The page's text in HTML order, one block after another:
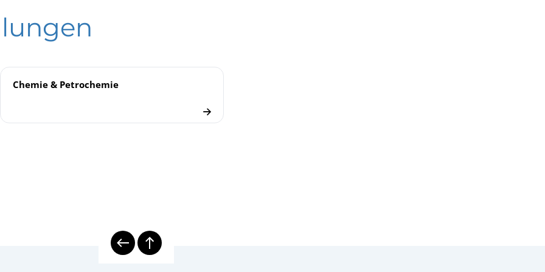
Chemie & Petrochemie